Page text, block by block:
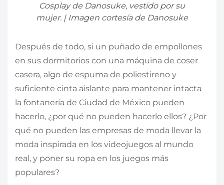
Cosplay de Danosuke, vestido por su
mujer. | Imagen cortesía de Danosuke
Después de todo, si un puñado de empollones
en sus dormitorios con una máquina de coser
casera, algo de espuma de poliestireno y
suficiente cinta aislante para mantener intacta
la fontanería de Ciudad de México pueden
hacerlo, ¿por qué no pueden hacerlo ellos? ¿Por
qué no pueden las empresas de moda llevar la
moda inspirada en los videojuegos al mundo
real, y poner su ropa en los juegos más
populares?